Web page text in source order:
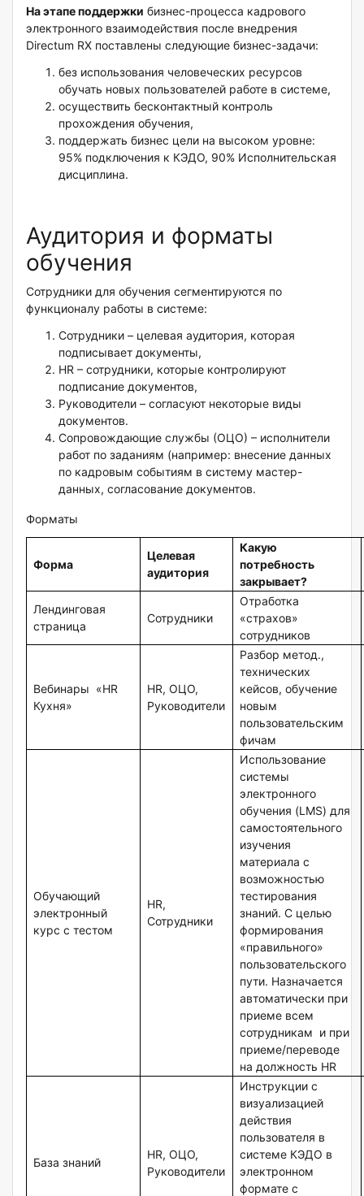
На этапе поддержки бизнес-процесса кадрового
электронного взаимодействия после внедрения
Directum RX поставлены следующие бизнес-задачи:
без использования человеческих ресурсов
обучать новых пользователей работе в системе,
осуществить бесконтактный контроль
прохождения обучения,
поддержать бизнес цели на высоком уровне:
95% подключения к КЭДО, 90% Исполнительская
дисциплина.
Аудитория и форматы
обучения
Сотрудники для обучения сегментируются по
функционалу работы в системе:
Сотрудники – целевая аудитория, которая
подписывает документы,
HR – сотрудники, которые контролируют
подписание документов,
Руководители – согласуют некоторые виды
документов.
Сопровождающие службы (ОЦО) – исполнители
работ по заданиям (например: внесение данных
по кадровым событиям в систему мастер-
данных, согласование документов.
Форматы
Форма
Целевая
аудитория
Какую
потребность
закрывает?
Лендинговая
страница
Сотрудники
Отработка
«страхов»
сотрудников
Вебинары «HR
Кухня»
HR, ОЦО,
Руководители
Разбор метод.,
технических
кейсов, обучение
новым
пользовательским
фичам
Обучающий
электронный
курс с тестом
HR,
Сотрудники
Использование
системы
электронного
обучения (LMS) для
самостоятельного
изучения
материала с
возможностью
тестирования
знаний. С целью
формирования
«правильного»
пользовательского
пути. Назначается
автоматически при
приеме всем
сотрудникам и при
приеме/переводе
на должность HR
База знаний
HR, ОЦО,
Руководители
Инструкции с
визуализацией
действия
пользователя в
системе КЭДО в
электронном
формате с